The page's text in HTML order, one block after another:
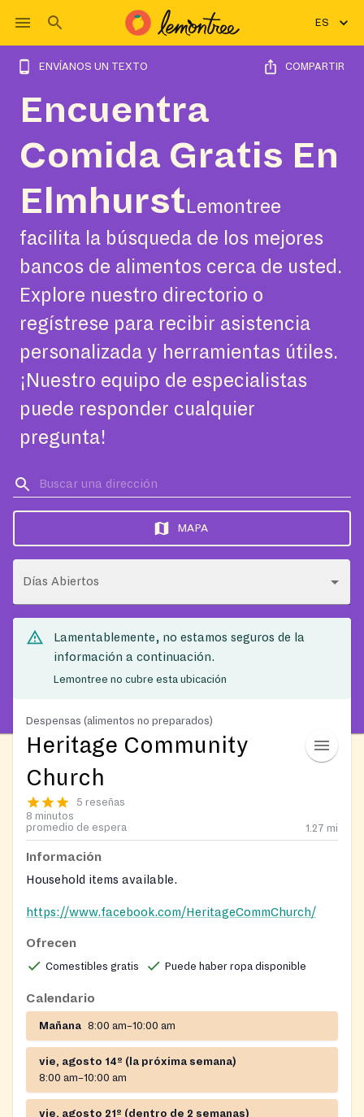
ES
ENVÍANOS UN TEXTO COMPARTIR
Encuentra
Comida Gratis En
Elmhurst Lemontree
facilita la búsqueda de los mejores
bancos de alimentos cerca de usted.
Explore nuestro directorio o
regístrese para recibir asistencia
personalizada y herramientas útiles.
¡Nuestro equipo de especialistas
puede responder cualquier
pregunta!
MAPA
Días Abiertos
Lamentablemente, no estamos seguros de la
información a continuación.
Lemontree no cubre esta ubicación
Despensas (alimentos no preparados)
Heritage Community
Church
5 reseñas
8 minutos
promedio de espera
1.27 mi
Información
Household items available.
https://www.facebook.com/HeritageCommChurch/
Ofrecen
Comestibles gratis Puede haber ropa disponible
Calendario
Mañana 8:00 am–10:00 am
vie, agosto 14º (la próxima semana)
8:00 am–10:00 am
vie, agosto 21º (dentro de 2 semanas)